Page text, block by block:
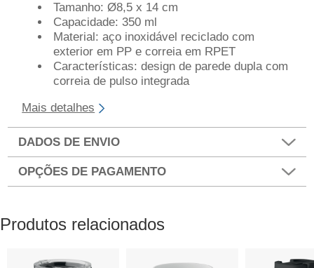
Tamanho: Ø8,5 x 14 cm
Capacidade: 350 ml
Material: aço inoxidável reciclado com
exterior em PP e correia em RPET
Características: design de parede dupla com
correia de pulso integrada
Mais detalhes
DADOS DE ENVIO
OPÇÕES DE PAGAMENTO
Produtos relacionados